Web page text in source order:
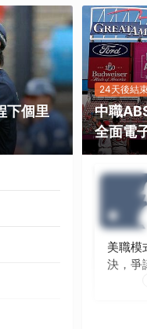
下個里
24天後結
中職
全面電
美職模
決，爭